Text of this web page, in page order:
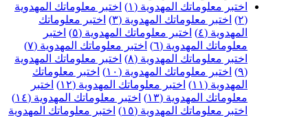
معلوماتك المهدوية (١)
اختبر معلوماتك المهدوية
اختبر معلوماتك المهدوية (٣)
اختبر معلوماتك
اختبر معلوماتك المهدوية (٥)
اختبر
المهدوية (٦)
اختبر معلوماتك المهدوية (٧)
معلوماتك المهدوية (٨)
اختبر معلوماتك المهدوية
اختبر معلوماتك المهدوية (١٠)
اختبر معلوماتك
اختبر معلوماتك المهدوية (١٢)
اختبر
المهدوية (١٣)
اختبر معلوماتك المهدوية (١٤)
معلوماتك المهدوية (١٥)
اختبر معلوماتك المهدوية